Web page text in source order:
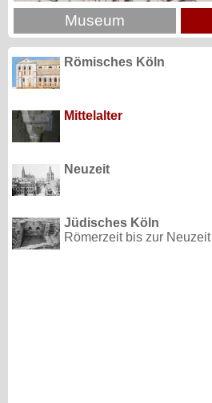
Museum
Römisches Köln
Mittelalter
Neuzeit
Jüdisches Köln
Römerzeit bis zur Neuzeit